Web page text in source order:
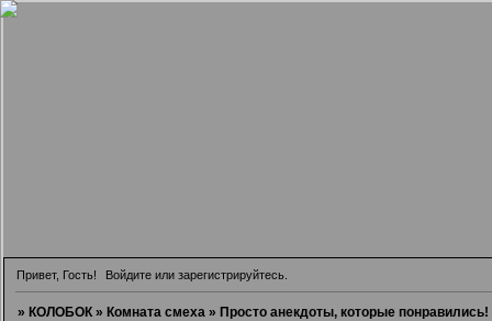
Привет, Гость! Войдите илизарегистрируйтесь
» КОЛОБОК » Комната смеха » Просто анекдоты, которые понравились!